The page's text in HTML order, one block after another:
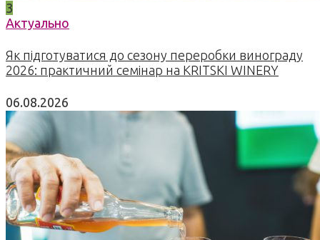
3
Актуально
Як підготуватися до сезону переробки винограду
2026: практичний семінар на KRITSKI WINERY
06.08.2026